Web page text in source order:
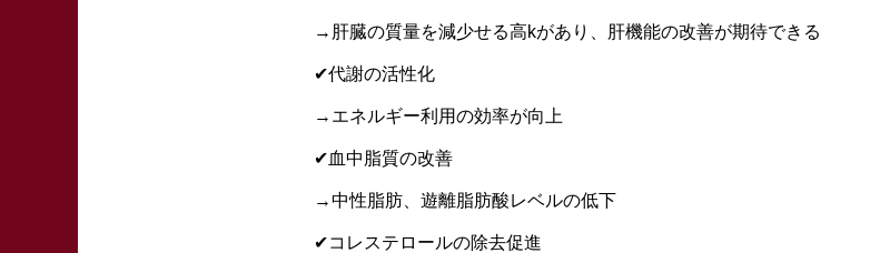
→肝臓の質量を減少せる高kがあり、肝機能の改善が期待できる
✔︎代謝の活性化
→エネルギー利用の効率が向上
✔︎血中脂質の改善
→中性脂肪、遊離脂肪酸レベルの低下
✔︎コレステロールの除去促進